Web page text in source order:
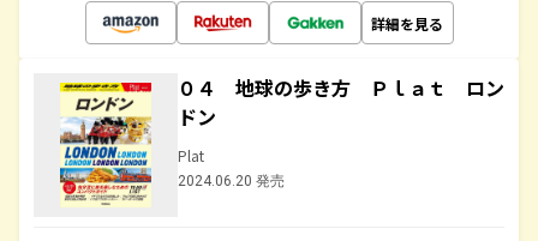
詳細を見る
０４ 地球の歩き方 Ｐｌａｔ ロン
ドン
Plat
2024.06.20 発売